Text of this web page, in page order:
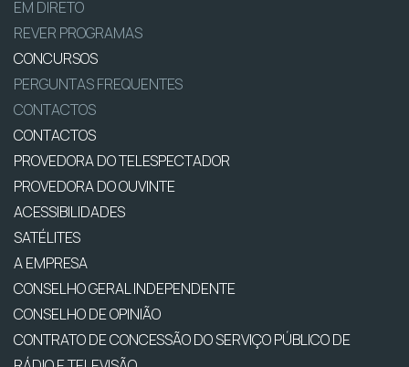
EM DIRETO
REVER PROGRAMAS
CONCURSOS
PERGUNTAS FREQUENTES
CONTACTOS
CONTACTOS
PROVEDORA DO TELESPECTADOR
PROVEDORA DO OUVINTE
ACESSIBILIDADES
SATÉLITES
A EMPRESA
CONSELHO GERAL INDEPENDENTE
CONSELHO DE OPINIÃO
CONTRATO DE CONCESSÃO DO SERVIÇO PÚBLICO DE